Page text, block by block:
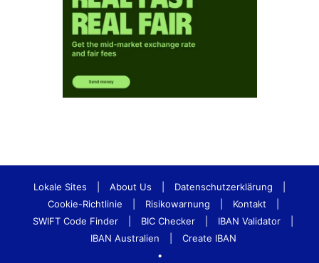
Lokale Sites About Us Datenschutzerklärung
Cookie-Richtlinie
Risikowarnung Kontakt
SWIFT Code Finder
BIC Checker IBAN Validator
IBAN Australien
Create IBAN
•